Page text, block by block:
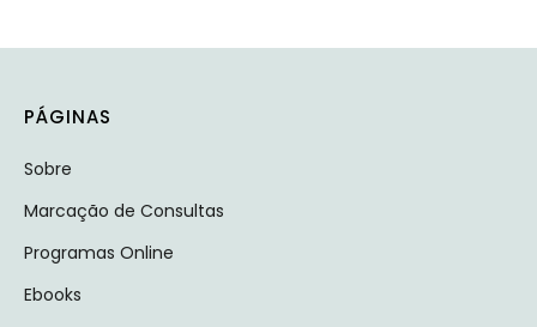
PÁGINAS
Sobre
Marcação de Consultas
Programas Online
Ebooks